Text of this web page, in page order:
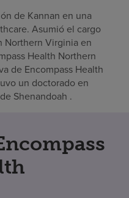
de Kannan en una
Asumió el cargo
Northern Virginia en
Health Northern
de Encompass Health
un doctorado en
Shenandoah .